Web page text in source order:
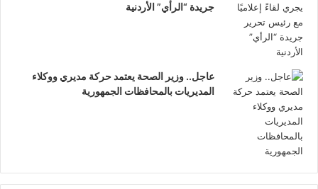
جريدة “الرأي” الأردنية
عاجل.. وزير الصحة يعتمد حركة مديري ووكلاء
المديريات بالمحافظات الجمهورية